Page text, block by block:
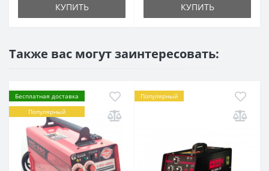
КУПИТЬ КУПИТЬ
Также вас могут заинтересовать:
Бесплатная доставка
Популярный
Популярный